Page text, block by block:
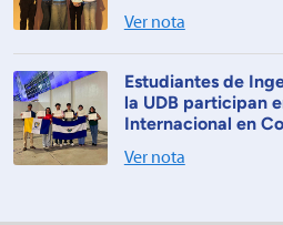
Ver nota
Estudiantes de
la UDB participan
Internacional en
Ver nota